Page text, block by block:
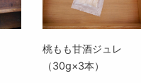
桃もも甘酒ジュレ
（30g×3本）